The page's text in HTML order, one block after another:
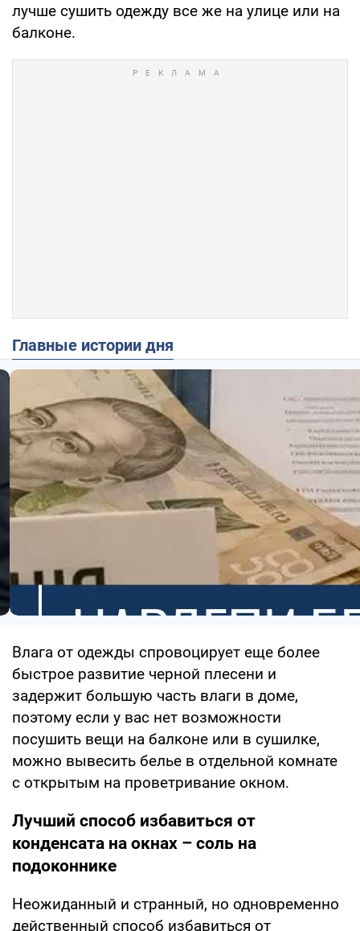
лучше сушить одежду все же на улице или на
балконе.
Главные истории дня
Влага от одежды спровоцирует еще более
быстрое развитие черной плесени и
задержит большую часть влаги в доме,
поэтому если у вас нет возможности
посушить вещи на балконе или в сушилке,
можно вывесить белье в отдельной комнате
с открытым на проветривание окном.
Лучший способ избавиться от
конденсата на окнах – соль на
подоконнике
Неожиданный и странный, но одновременно
действенный способ избавиться от